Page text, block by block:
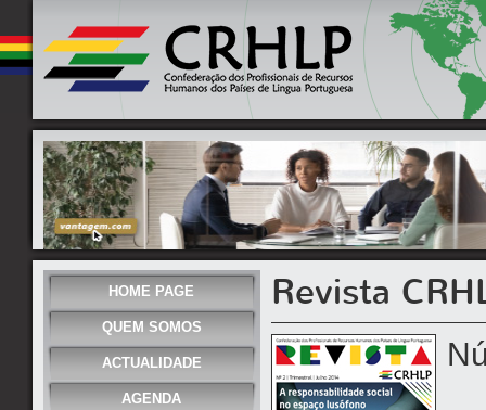
HOME PAGE
QUEM SOMOS
ACTUALIDADE
AGENDA
Revista